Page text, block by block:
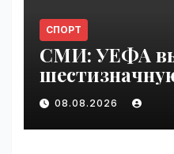
СПОРТ
СМИ: УЕФА
любовнице
VseTime.ru
08.08.2026